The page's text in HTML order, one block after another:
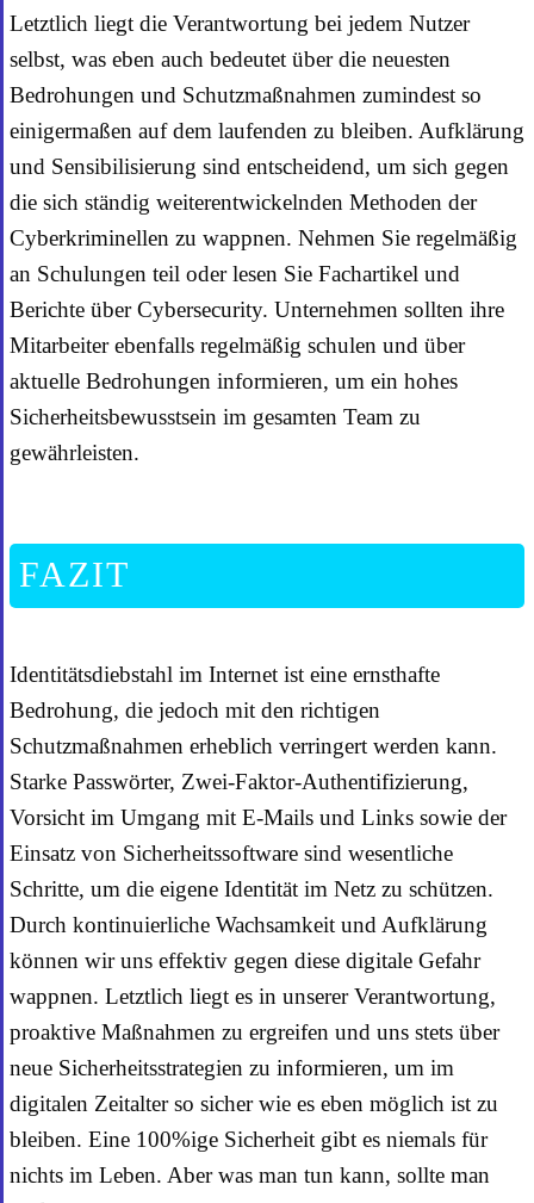
Letztlich liegt die Verantwortung bei jedem Nutzer
selbst, was eben auch bedeutet über die neuesten
Bedrohungen und Schutzmaßnahmen zumindest so
einigermaßen auf dem laufenden zu bleiben. Aufklärung
und Sensibilisierung sind entscheidend, um sich gegen
die sich ständig weiterentwickelnden Methoden der
Cyberkriminellen zu wappnen. Nehmen Sie regelmäßig
an Schulungen teil oder lesen Sie Fachartikel und
Berichte über Cybersecurity. Unternehmen sollten ihre
Mitarbeiter ebenfalls regelmäßig schulen und über
aktuelle Bedrohungen informieren, um ein hohes
Sicherheitsbewusstsein im gesamten Team zu
gewährleisten.
FAZIT
Identitätsdiebstahl im Internet ist eine ernsthafte
Bedrohung, die jedoch mit den richtigen
Schutzmaßnahmen erheblich verringert werden kann.
Starke Passwörter, Zwei-Faktor-Authentifizierung,
Vorsicht im Umgang mit E-Mails und Links sowie der
Einsatz von Sicherheitssoftware sind wesentliche
Schritte, um die eigene Identität im Netz zu schützen.
Durch kontinuierliche Wachsamkeit und Aufklärung
können wir uns effektiv gegen diese digitale Gefahr
wappnen. Letztlich liegt es in unserer Verantwortung,
proaktive Maßnahmen zu ergreifen und uns stets über
neue Sicherheitsstrategien zu informieren, um im
digitalen Zeitalter so sicher wie es eben möglich ist zu
bleiben. Eine 100%ige Sicherheit gibt es niemals für
nichts im Leben. Aber was man tun kann, sollte man